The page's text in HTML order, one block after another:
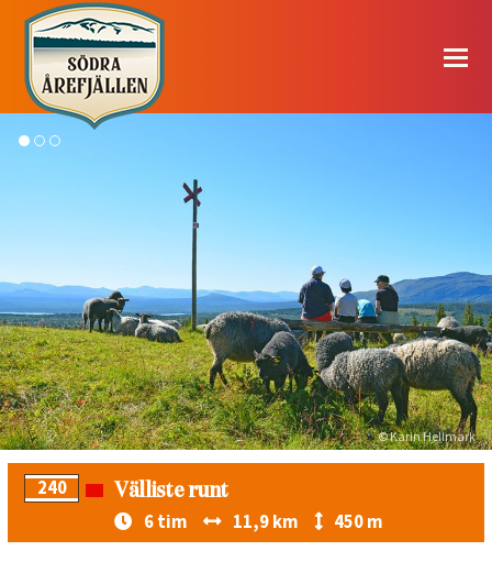
© Karin Hellmark
240 Välliste runt
6 tim 11,9 km 450 m